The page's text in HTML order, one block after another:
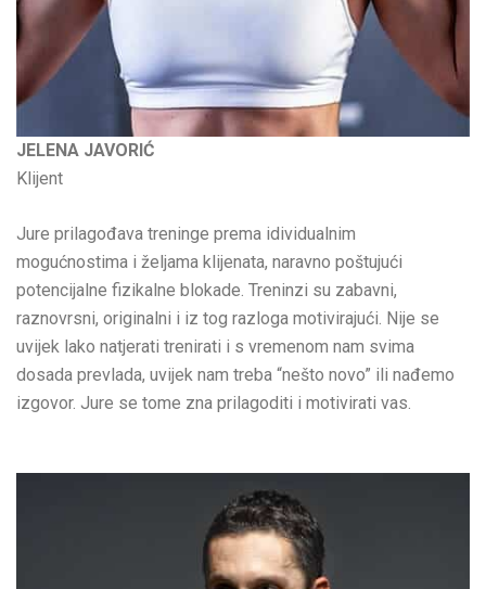
JELENA JAVORIĆ
Klijent
Jure prilagođava treninge prema idividualnim
mogućnostima i željama klijenata, naravno poštujući
potencijalne fizikalne blokade. Treninzi su zabavni,
raznovrsni, originalni i iz tog razloga motivirajući. Nije se
uvijek lako natjerati trenirati i s vremenom nam svima
dosada prevlada, uvijek nam treba “nešto novo” ili nađemo
izgovor. Jure se tome zna prilagoditi i motivirati vas.